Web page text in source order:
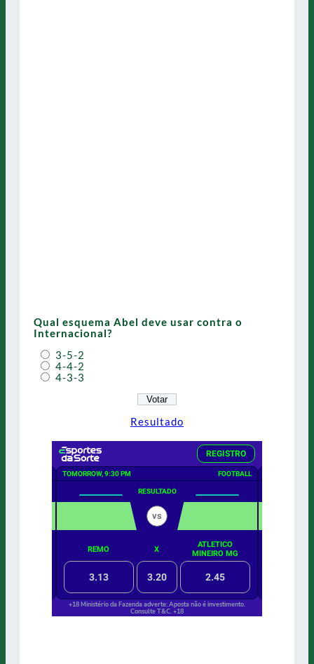
Qual esquema Abel deve usar contra o
Internacional?
3-5-2
4-4-2
4-3-3
Resultado